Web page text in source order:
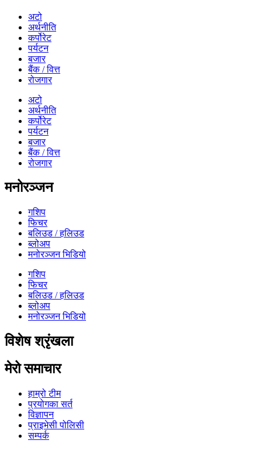
अटो
अर्थनीति
कर्पोरेट
पर्यटन
बजार
बैंक / वित्त
रोजगार
अटो
अर्थनीति
कर्पोरेट
पर्यटन
बजार
बैंक / वित्त
रोजगार
मनोरञ्जन
गशिप
फिचर
बलिउड / हलिउड
ब्लोअप
मनोरञ्जन भिडियो
गशिप
फिचर
बलिउड / हलिउड
ब्लोअप
मनोरञ्जन भिडियो
विशेष श्रृंखला
मेरो समाचार
हाम्रो टीम
प्रयोगका सर्त
विज्ञापन
प्राइभेसी पोलिसी
सम्पर्क